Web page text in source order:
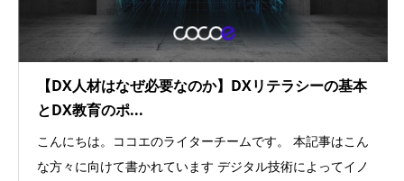
【DX人材はなぜ必要なのか】DXリテラシーの基本
とDX教育のポ...
こんにちは。ココエのライターチームです。 本記事はこん
な方々に向けて書かれています デジタル技術によってイノ